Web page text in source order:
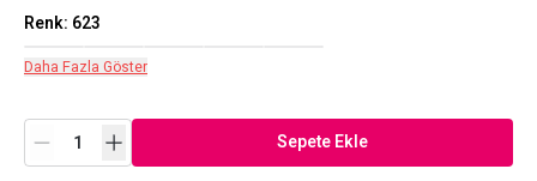
Renk: 623
Daha Fazla Göster
Sepete Ekle